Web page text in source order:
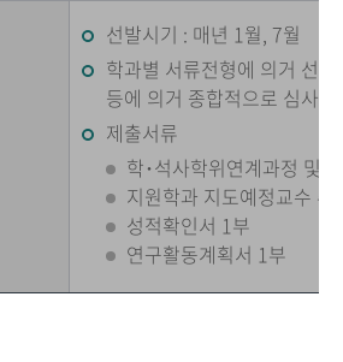
선발시기 : 매년 1월, 7월
학과별 서류전형에 의거 선
등에 의거 종합적으로 심사․
제출서류
학･석사학위연계과정 및
지원학과 지도예정교수 추
성적확인서 1부
연구활동계획서 1부